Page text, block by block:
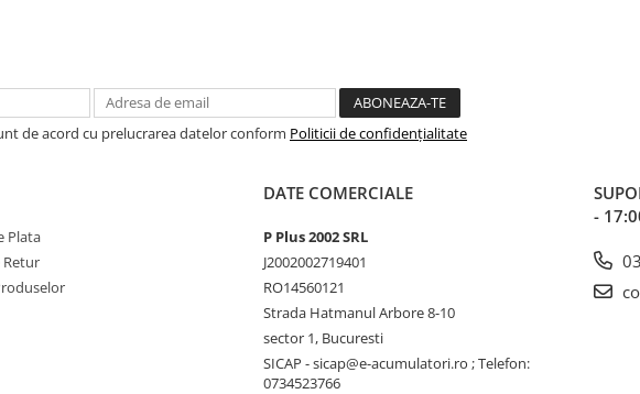
de acord cu prelucrarea datelor conform Politicii de confidențialitate
Plata
Retur
DATE COMERCIALE
P Plus 2002 SRL
J2002002719401
RO14560121
Strada Hatmanul Arbore 8-10
sector 1, Bucuresti
SICAP - sicap@e-acumulatori.ro ; Telefon:
0734523766
-